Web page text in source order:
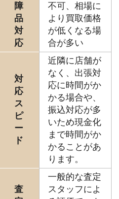
障
品
対
応
不可、相場に
より買取価格
が低くなる場
合が多い
対
応
ス
ピ
ー
ド
近隣に店舗が
なく、出張対
応に時間がか
かる場合や、
振込対応が多
いため現金化
まで時間がか
かることがあ
ります。
査
一般的な査定
スタッフによ